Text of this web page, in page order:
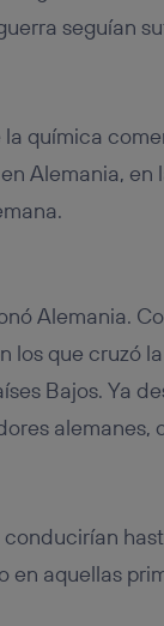
seguían
química
Alemania,
Alemania.
los que cruzó
Bajos. Ya
alemanes,
aquellas